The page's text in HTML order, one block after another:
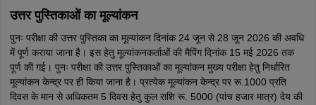
उत्तर पुस्तिकाओं का मूल्यांकन
पुनः परीक्षा की उत्तर पुस्तिका का मूल्यांकन दिनांक 24 जून से 28 जून 2026 की अवधि
में पूर्ण कराया जाना है। इस हेतु मूल्यांकनकर्ताओं की मैपिंग दिनांक 15 मई 2026 तक
पूर्ण की गई। पुनः परीक्षा की उत्तर पुस्तिकाओं का मूल्यांकन मुख्य परीक्षा हेतु निर्धारित
मूल्यांकन केन्द्र पर ही किया जाना है। प्रत्येक मूल्यांकन केन्द्र पर रू.1000 प्रति
दिवस के मान से अधिकतम 5 दिवस हेतु कुल राशि रू. 5000 (पांच हजार मात्र) देय की